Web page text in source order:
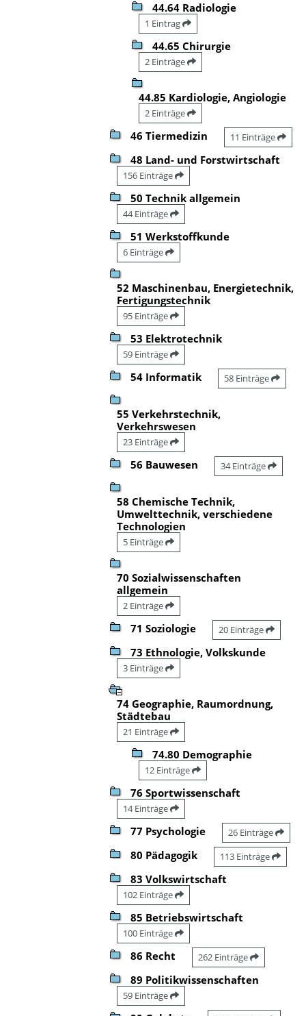
44.64 Radiologie
1 Eintrag
44.65 Chirurgie
2 Einträge
44.85 Kardiologie, Angiologie
2 Einträge
46 Tiermedizin 11 Einträge
48 Land- und Forstwirtschaft
156 Einträge
50 Technik allgemein
44 Einträge
51 Werkstoffkunde
6 Einträge
52 Maschinenbau, Energietechnik,
Fertigungstechnik
95 Einträge
53 Elektrotechnik
59 Einträge
54 Informatik 58 Einträge
55 Verkehrstechnik,
Verkehrswesen
23 Einträge
56 Bauwesen 34 Einträge
58 Chemische Technik,
Umwelttechnik, verschiedene
Technologien
5 Einträge
70 Sozialwissenschaften
allgemein
2 Einträge
71 Soziologie 20 Einträge
73 Ethnologie, Volkskunde
3 Einträge
74 Geographie, Raumordnung,
Städtebau
21 Einträge
74.80 Demographie
12 Einträge
76 Sportwissenschaft
14 Einträge
77 Psychologie 26 Einträge
80 Pädagogik 113 Einträge
83 Volkswirtschaft
102 Einträge
85 Betriebswirtschaft
100 Einträge
86 Recht 262 Einträge
89 Politikwissenschaften
59 Einträge